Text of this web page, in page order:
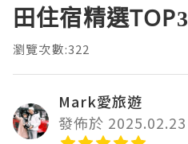
田住宿精選TOP3
瀏覽次數:322
Mark愛旅遊
發佈於 2025.02.23